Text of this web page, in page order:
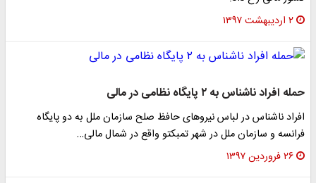
۲ اردیبهشت ۱۳۹۷
حمله افراد ناشناس به ۲ پایگاه نظامی در مالی
افراد ناشناس در لباس نیرو‌های حافظ صلح سازمان ملل به دو پایگاه
فرانسه و سازمان ملل در شهر تمبکتو واقع در شمال مالی…
۲۶ فروردین ۱۳۹۷